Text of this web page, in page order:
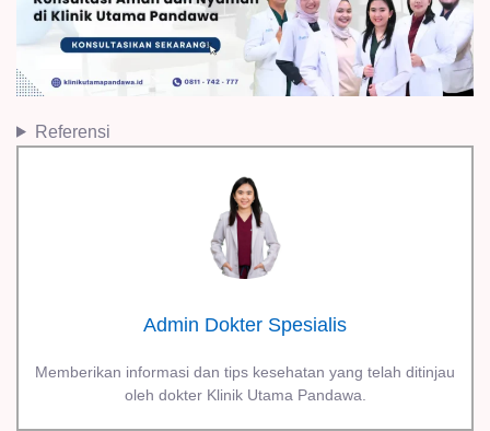
Referensi
Admin Dokter Spesialis
Memberikan informasi dan tips kesehatan yang telah ditinjau
oleh dokter Klinik Utama Pandawa.